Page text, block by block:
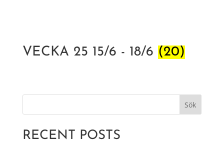
VECKA 25 15/6 - 18/6 (20)
Sök
RECENT POSTS